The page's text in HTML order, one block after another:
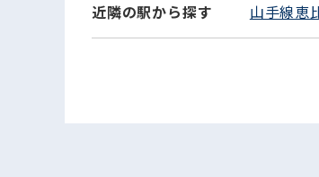
近隣の駅から探す 山手線恵